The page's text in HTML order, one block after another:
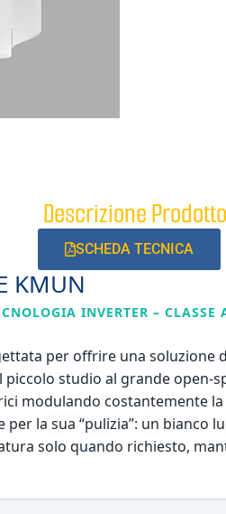
Descrizione
SCHEDA TECNICA
KMUN
INVERTER – CLASSE
per offrire una soluzione
studio al grande open-
modulando costantemente
la sua “pulizia”: un bianco
solo quando richiesto,